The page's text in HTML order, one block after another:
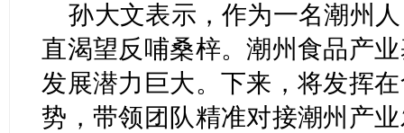
孙大文表示，作为一名潮州
直渴望反哺桑梓。潮州食品产
发展潜力巨大。下来，将发挥
势，带领团队精准对接潮州产